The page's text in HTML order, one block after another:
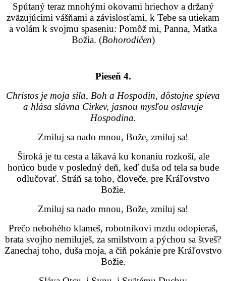
Spútaný teraz mnohými okovami hriechov a držaný
zväzujúcimi vášňami a závislosťami, k Tebe sa utiekam
a volám k svojmu spaseniu: Pomôž mi, Panna, Matka
Božia. (Bohorodičen)
Pieseň 4.
Christos je moja sila, Boh a Hospodin, dôstojne spieva
a hlása slávna Cirkev, jasnou mysľou oslavuje
Hospodina.
Zmiluj sa nado mnou, Bože, zmiluj sa!
Široká je tu cesta a lákavá ku konaniu rozkoší, ale
horúco bude v posledný deň, keď duša od tela sa bude
odlučovať. Stráň sa toho, človeče, pre Kráľovstvo
Božie.
Zmiluj sa nado mnou, Bože, zmiluj sa!
Prečo nebohého klameš, robotníkovi mzdu odopieraš,
brata svojho nemiluješ, za smilstvom a pýchou sa štveš?
Zanechaj toho, duša moja, a čiň pokánie pre Kráľovstvo
Božie.